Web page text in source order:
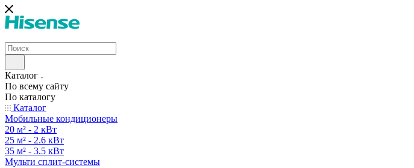
Каталог
По всему сайту
По каталогу
Каталог
Мобильные кондиционеры
20 м² - 2 кВт
25 м² - 2.6 кВт
35 м² - 3.5 кВт
Мульти сплит-системы